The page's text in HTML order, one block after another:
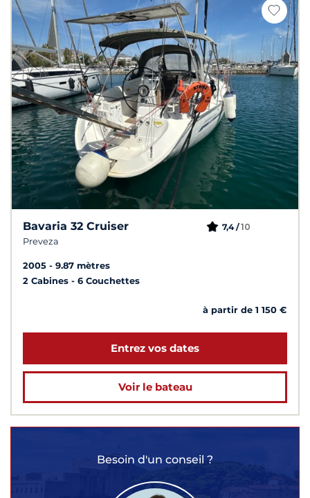
Bavaria 32 Cruiser
Preveza
7,4 /10
2005
9.87 mètres
2 Cabines
6 Couchettes
à partir de 1 150 €
Entrez vos dates
Voir le bateau
Besoin d'un conseil ?